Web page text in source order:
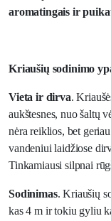
aromatingais ir
Kriaušių sodinimo
Vieta ir dirva.
aukštesnes, nuo šaltų
nėra reiklios, bet
vandeniui laidžiose
Tinkamiausi silpnai
Sodinimas. Kriaušių
kas 4 m ir tokiu gyliu